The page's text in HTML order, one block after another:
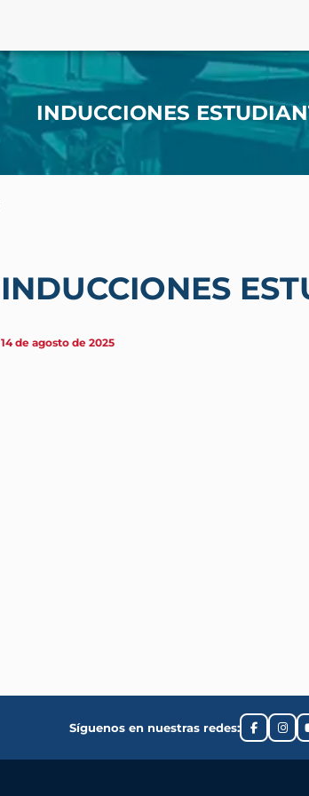
INDUCCIONES
INDUCCIONES
14 de agosto de 2025
Síguenos en nuestras redes: